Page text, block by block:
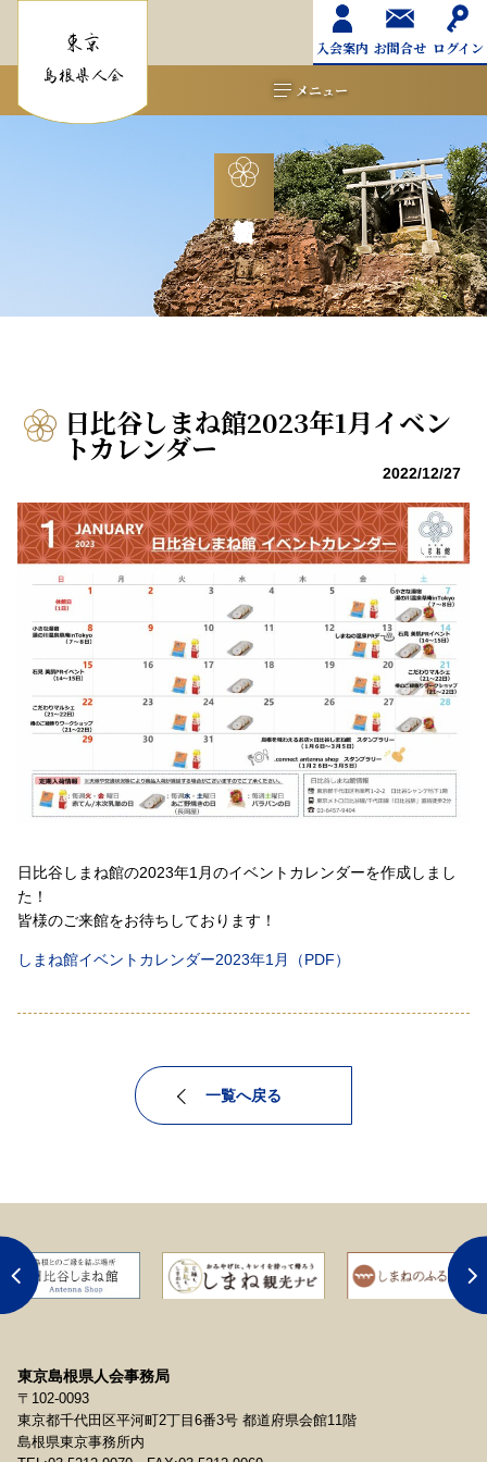
入会案内 お問合せ ログイン
メニュー
日比谷しまね館2023年1月イベン
トカレンダー
2022/12/27
日比谷しまね館の2023年1月のイベントカレンダーを作成しまし
た！
皆様のご来館をお待ちしております！
しまね館イベントカレンダー2023年1月（PDF）
一覧へ戻る
東京島根県人会事務局
〒102-0093
東京都千代田区平河町2丁目6番3号 都道府県会館11階
島根県東京事務所内